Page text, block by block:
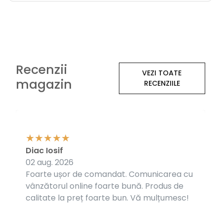
Recenzii
magazin
VEZI TOATE
RECENZIILE
Foarte ușor de comandat. Comunicarea cu
vânzătorul online foarte bună. Produs de
calitate la preț foarte bun. Vă mulțumesc!
Diac Iosif
02 aug. 2026